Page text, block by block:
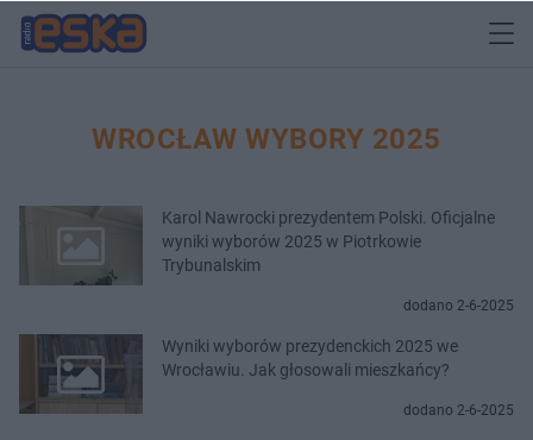
WROCŁAW WYBORY 2025
Karol Nawrocki prezydentem Polski. Oficjalne
wyniki wyborów 2025 w Piotrkowie
Trybunalskim
dodano 2-6-2025
Wyniki wyborów prezydenckich 2025 we
Wrocławiu. Jak głosowali mieszkańcy?
dodano 2-6-2025